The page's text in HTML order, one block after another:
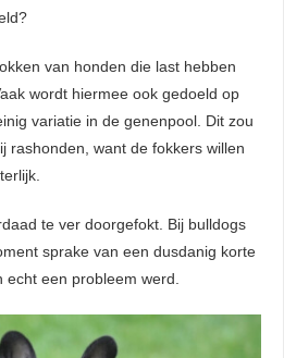
van honden die last hebben
wordt hiermee ook gedoeld op
variatie in de genenpool. Dit zou
rashonden, want de fokkers willen
te ver doorgefokt. Bij bulldogs
sprake van een dusdanig korte
een probleem werd.